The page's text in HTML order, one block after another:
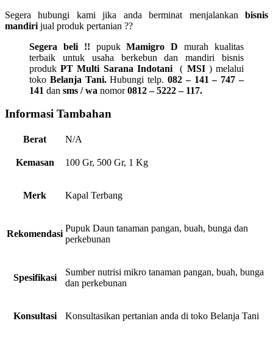
Segera hubungi kami jika anda berminat menjalankan bisnis
mandiri jual produk pertanian ??
Segera beli !! pupukMamigro D murah kualitas
terbaik untuk usaha berkebun dan mandiri bisnis
produkPT Multi Sarana Indotani( MSI) melalui
toko Belanja Tani.Hubungi telp.082 – 141 – 747 –
141 dan sms / wa nomor0812 – 5222 – 117.
Informasi Tambahan
Berat N/A
Kemasan 100 Gr, 500 Gr, 1 Kg
Merk Kapal Terbang
Rekomendasi
Pupuk Daun tanaman pangan, buah, bunga dan
perkebunan
Spesifikasi
Sumber nutrisi mikro tanaman pangan, buah, bunga
dan perkebunan
Konsultasi Konsultasikan pertanian anda di toko Belanja Tani